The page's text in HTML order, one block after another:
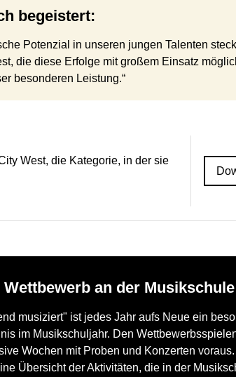
begeistert:
Potenzial in unseren jungen Talenten
die diese Erfolge mit großem Einsatz
besonderen Leistung.“
West, die Kategorie, in der sie
Wettbewerb an der
musiziert" ist jedes Jahr aufs Neue ein
im Musikschuljahr. Den
Wochen mit Proben und Konzerten
Übersicht der Aktivitäten, die in der